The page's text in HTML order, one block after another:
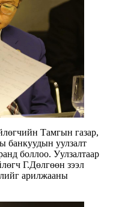
Тамгын газар,
уулзалт
боллоо. Уулзалтаар
Г.Дөлгөөн зээл
арилжааны